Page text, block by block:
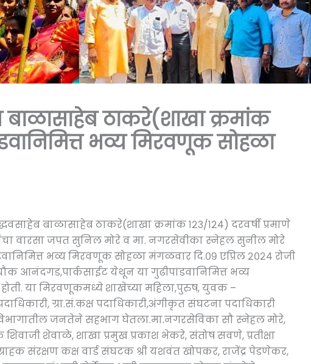
ठाकरे(शाखा क्रमांक
भव्य मिरवणूक सोहळा
बाळासाहेब ठाकरे(शाखा क्रमांक १२३/१२४) दरवर्षी प्रमाणे
वारसा जपत सुनिल मोरे व मा. नगरसेवीका स्नेहल सुनील मोरे
भव्य मिरवणूक सोहळा मंगळवार दि.०९ एप्रिल २०२४ रोजी
आनंदगड,पार्कसाईट येथून या गुढीपाडवानिमित्त भव्य
या मिरवणूकमध्ये शाखेच्या महिला,पुरुष, युवक –
ग्रा.सं.कक्ष पदाधिकारी,अंगीकृत संघटना पदाधिकारी
जनतेने सहभाग घेतला.मा.नगरसेविका सौ‌ स्नेहल मोरे,
शेवाळे, शाखा प्रमुख प्रकाश भेकरे, संतोष सवणे, प्रतीक्षा
संरक्षण कक्ष वार्ड संघटक श्री यशवंत खोपकर, राजेंद्र पेडणेकर,